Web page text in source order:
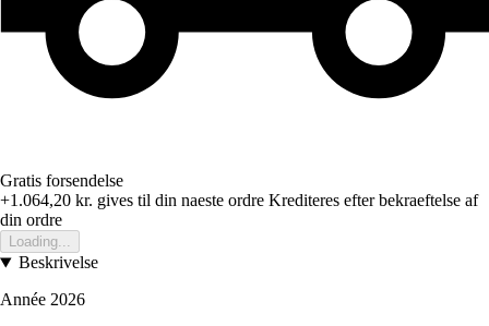
Gratis forsendelse
+1.064,20 kr. gives til din naeste ordre Krediteres efter bekraeftelse af
din ordre
Loading...
Beskrivelse
Année 2026